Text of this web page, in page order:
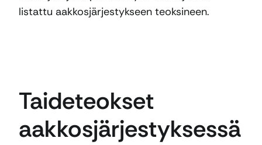
listattu aakkosjärjestykseen teoksineen.
Taideteokset
aakkosjärjestyksessä